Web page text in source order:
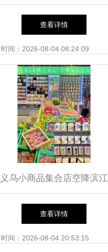
——义乌万客来回收公司的循
环经济之路
查看详情
间：2026-08-04 08:24:09
义乌小商品集合店空降滨江
道！日用百货新体验引爆热潮
查看详情
间：2026-08-04 20:53:15